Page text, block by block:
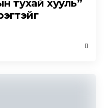
тухай хууль”